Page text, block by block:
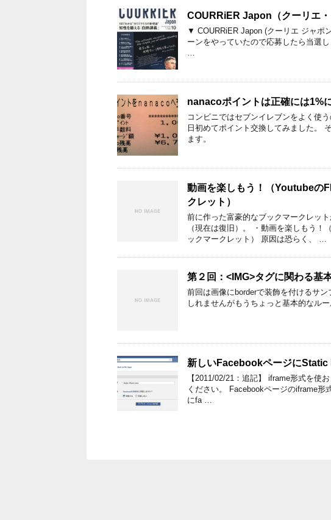
COURRiER Japon（クーリエ
▼ COURRiER Japon (クーリエ ジャポ
ーンをやっていたので応募したら当選
…
nanacoポイントは正確には1%
コンビニではセブンイレブンをよく使
日初めてポイント交換してみました。
ます。
動画を楽しもう！（Youtubeの
クレット）
前に作った富豪的なブックマークレッ
（現在は復旧）。 ・動画を楽しもう！
ックマークレット） 原因は恐らく、 …
第２回：<IMG>タグに関わる基
前回は画像にborderで装飾を付けるサ
しれませんがもうちょっと基本的なルー
新しいFacebookページに
【2011/02/21：追記】 iframe形式を使
ください。 Facebookページのiframe
にfa …